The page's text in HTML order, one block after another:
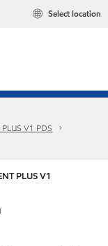
Select location
V1 PDS
PLUS V1